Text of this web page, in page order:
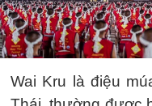
Wai Kru là điệu